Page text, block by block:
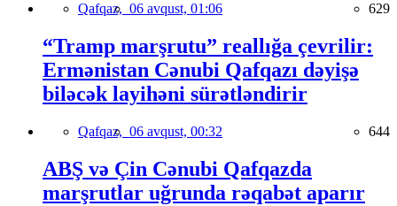
Qafqaz, 06 avqust, 01:06 629
“Tramp marşrutu” reallığa çevrilir:
Ermənistan Cənubi Qafqazı dəyişə
biləcək layihəni sürətləndirir
Qafqaz, 06 avqust, 00:32 644
ABŞ və Çin Cənubi Qafqazda
marşrutlar uğrunda rəqabət aparır